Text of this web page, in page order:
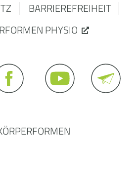
BARRIEREFREIHEIT
PHYSIO